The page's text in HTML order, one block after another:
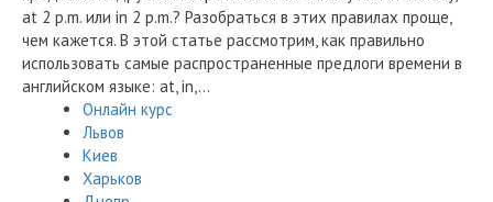
at 2 p.m. или in 2 p.m.? Разобраться в этих правилах проще,
чем кажется. В этой статье рассмотрим, как правильно
использовать самые распространенные предлоги времени в
английском языке: at, in,…
Онлайн курс
Львов
Киев
Харьков